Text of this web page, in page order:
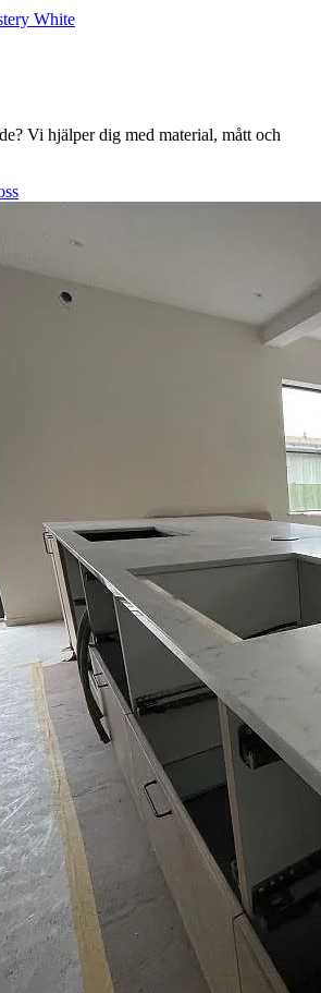
White
Vi hjälper dig med material, mått och